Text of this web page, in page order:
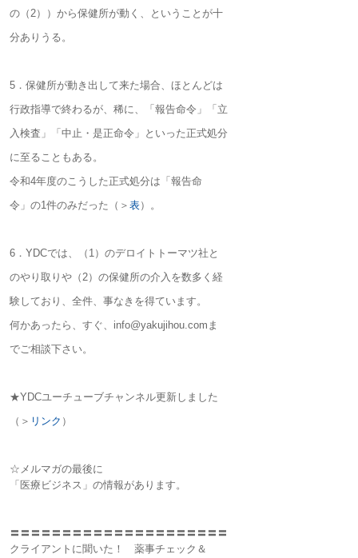
の（2））から保健所が動く、ということが十
分ありうる。
5．保健所が動き出して来た場合、ほとんどは
行政指導で終わるが、稀に、「報告命令」「立
入検査」「中止・是正命令」といった正式処分
に至ることもある。
令和4年度のこうした正式処分は「報告命
令」の1件のみだった（＞ 表）。
6．YDCでは、（1）のデロイトトーマツ社と
のやり取りや（2）の保健所の介入を数多く経
験しており、全件、事なきを得ています。
何かあったら、すぐ、info@yakujihou.comま
でご相談下さい。
★YDCユーチューブチャンネル更新しました
（＞ リンク ）
☆メルマガの最後に
「医療ビジネス」の情報があります。
〓〓〓〓〓〓〓〓〓〓〓〓〓〓〓〓〓〓〓〓〓
クライアントに聞いた！ 薬事チェック＆